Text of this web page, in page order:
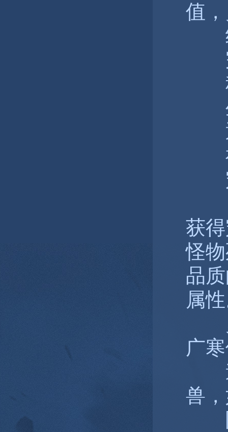
值
给
完
积
生
通
神
宠
获
怪
品
属
广
道
兽
隐